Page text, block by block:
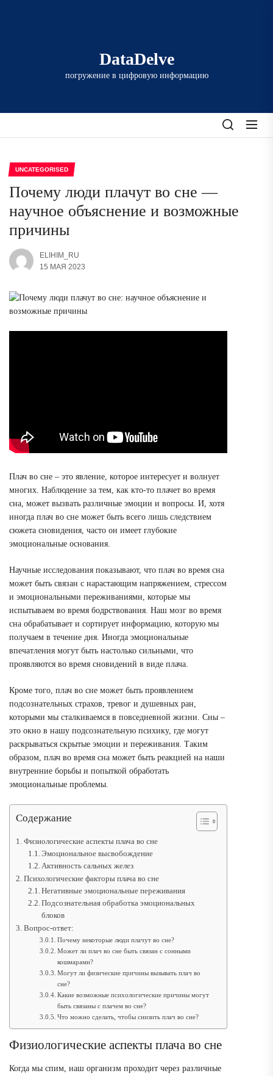
DataDelve
погружение в цифровую информацию
UNCATEGORISED
Почему люди плачут во сне —
научное объяснение и возможные
причины
ELIHIM_RU
15 МАЯ 2023
Плач во сне – это явление, которое интересует и волнует
многих. Наблюдение за тем, как кто-то плачет во время
сна, может вызвать различные эмоции и вопросы. И, хотя
иногда плач во сне может быть всего лишь следствием
сюжета сновидения, часто он имеет глубокие
эмоциональные основания.
Научные исследования показывают, что плач во время сна
может быть связан с нарастающим напряжением, стрессом
и эмоциональными переживаниями, которые мы
испытываем во время бодрствования. Наш мозг во время
сна обрабатывает и сортирует информацию, которую мы
получаем в течение дня. Иногда эмоциональные
впечатления могут быть настолько сильными, что
проявляются во время сновидений в виде плача.
Кроме того, плач во сне может быть проявлением
подсознательных страхов, тревог и душевных ран,
которыми мы сталкиваемся в повседневной жизни. Сны –
это окно в нашу подсознательную психику, где могут
раскрываться скрытые эмоции и переживания. Таким
образом, плач во время сна может быть реакцией на наши
внутренние борьбы и попыткой обработать
эмоциональные проблемы.
Содержание
Физиологические аспекты плача во сне
Эмоциональное высвобождение
Активность сальных желез
Психологические факторы плача во сне
Негативные эмоциональные переживания
Подсознательная обработка эмоциональных
блоков
Вопрос-ответ:
Почему некоторые люди плачут во сне?
Может ли плач во сне быть связан с сонными
кошмарами?
Могут ли физические причины вызывать плач во
сне?
Какие возможные психологические причины могут
быть связаны с плачем во сне?
Что можно сделать, чтобы снизить плач во сне?
Физиологические аспекты плача во сне
Когда мы спим, наш организм проходит через различные